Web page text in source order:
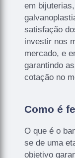
em
satisfação
investir nos
mercado, e
garantindo
cotação no
Como é
O que é o
se de uma
objetivo